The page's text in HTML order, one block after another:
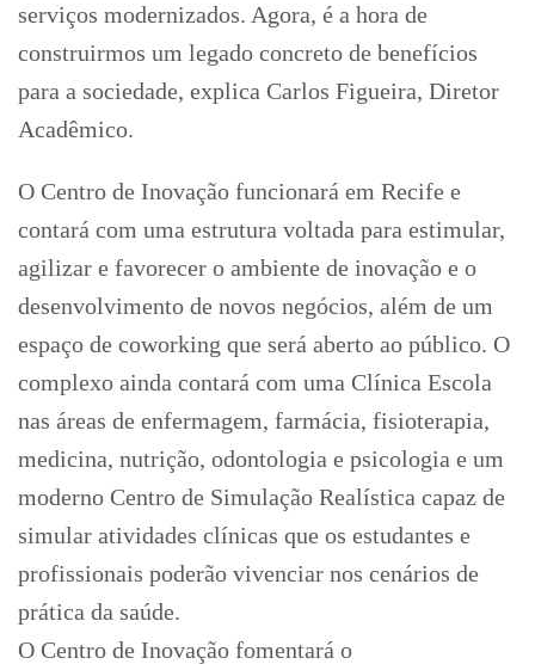
serviços modernizados. Agora, é a hora de
construirmos um legado concreto de benefícios
para a sociedade, explica Carlos Figueira, Diretor
Acadêmico.
O Centro de Inovação funcionará em Recife e
contará com uma estrutura voltada para estimular,
agilizar e favorecer o ambiente de inovação e o
desenvolvimento de novos negócios, além de um
espaço de coworking que será aberto ao público. O
complexo ainda contará com uma Clínica Escola
nas áreas de enfermagem, farmácia, fisioterapia,
medicina, nutrição, odontologia e psicologia e um
moderno Centro de Simulação Realística capaz de
simular atividades clínicas que os estudantes e
profissionais poderão vivenciar nos cenários de
prática da saúde.
O Centro de Inovação fomentará o